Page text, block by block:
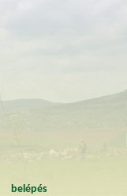
belépés